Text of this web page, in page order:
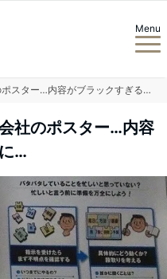
Menu
「できないは禁句」ある会社のポスター…内容がブラックすぎると話題に…
社のポスター…内容
…